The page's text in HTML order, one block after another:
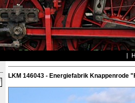
LKM 146043 - Energiefabrik Knappenrode